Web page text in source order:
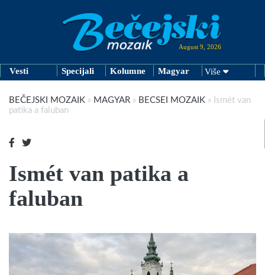
August 9, 2026
Vesti Specijali Kolumne Magyar Više
BEČEJSKI MOZAIK » MAGYAR » BECSEI MOZAIK » Ismét van
patika a faluban
Ismét van patika a
faluban